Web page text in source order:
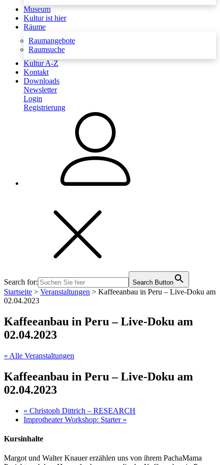
Museum
Kultur ist hier
Räume
Raumangebote
Raumsuche
Kultur A-Z
Kontakt
Downloads
Newsletter
Login
Registrierung
Search for: Search Button
Startseite > Veranstaltungen > Kaffeeanbau in Peru – Live-Doku am
02.04.2023
Kaffeeanbau in Peru – Live-Doku am
02.04.2023
« Alle Veranstaltungen
Kaffeeanbau in Peru – Live-Doku am
02.04.2023
« Christoph Dittrich – RESEARCH
Improtheater Workshop: Starter »
Kursinhalte
Margot und Walter Knauer erzählen uns von ihrem PachaMama